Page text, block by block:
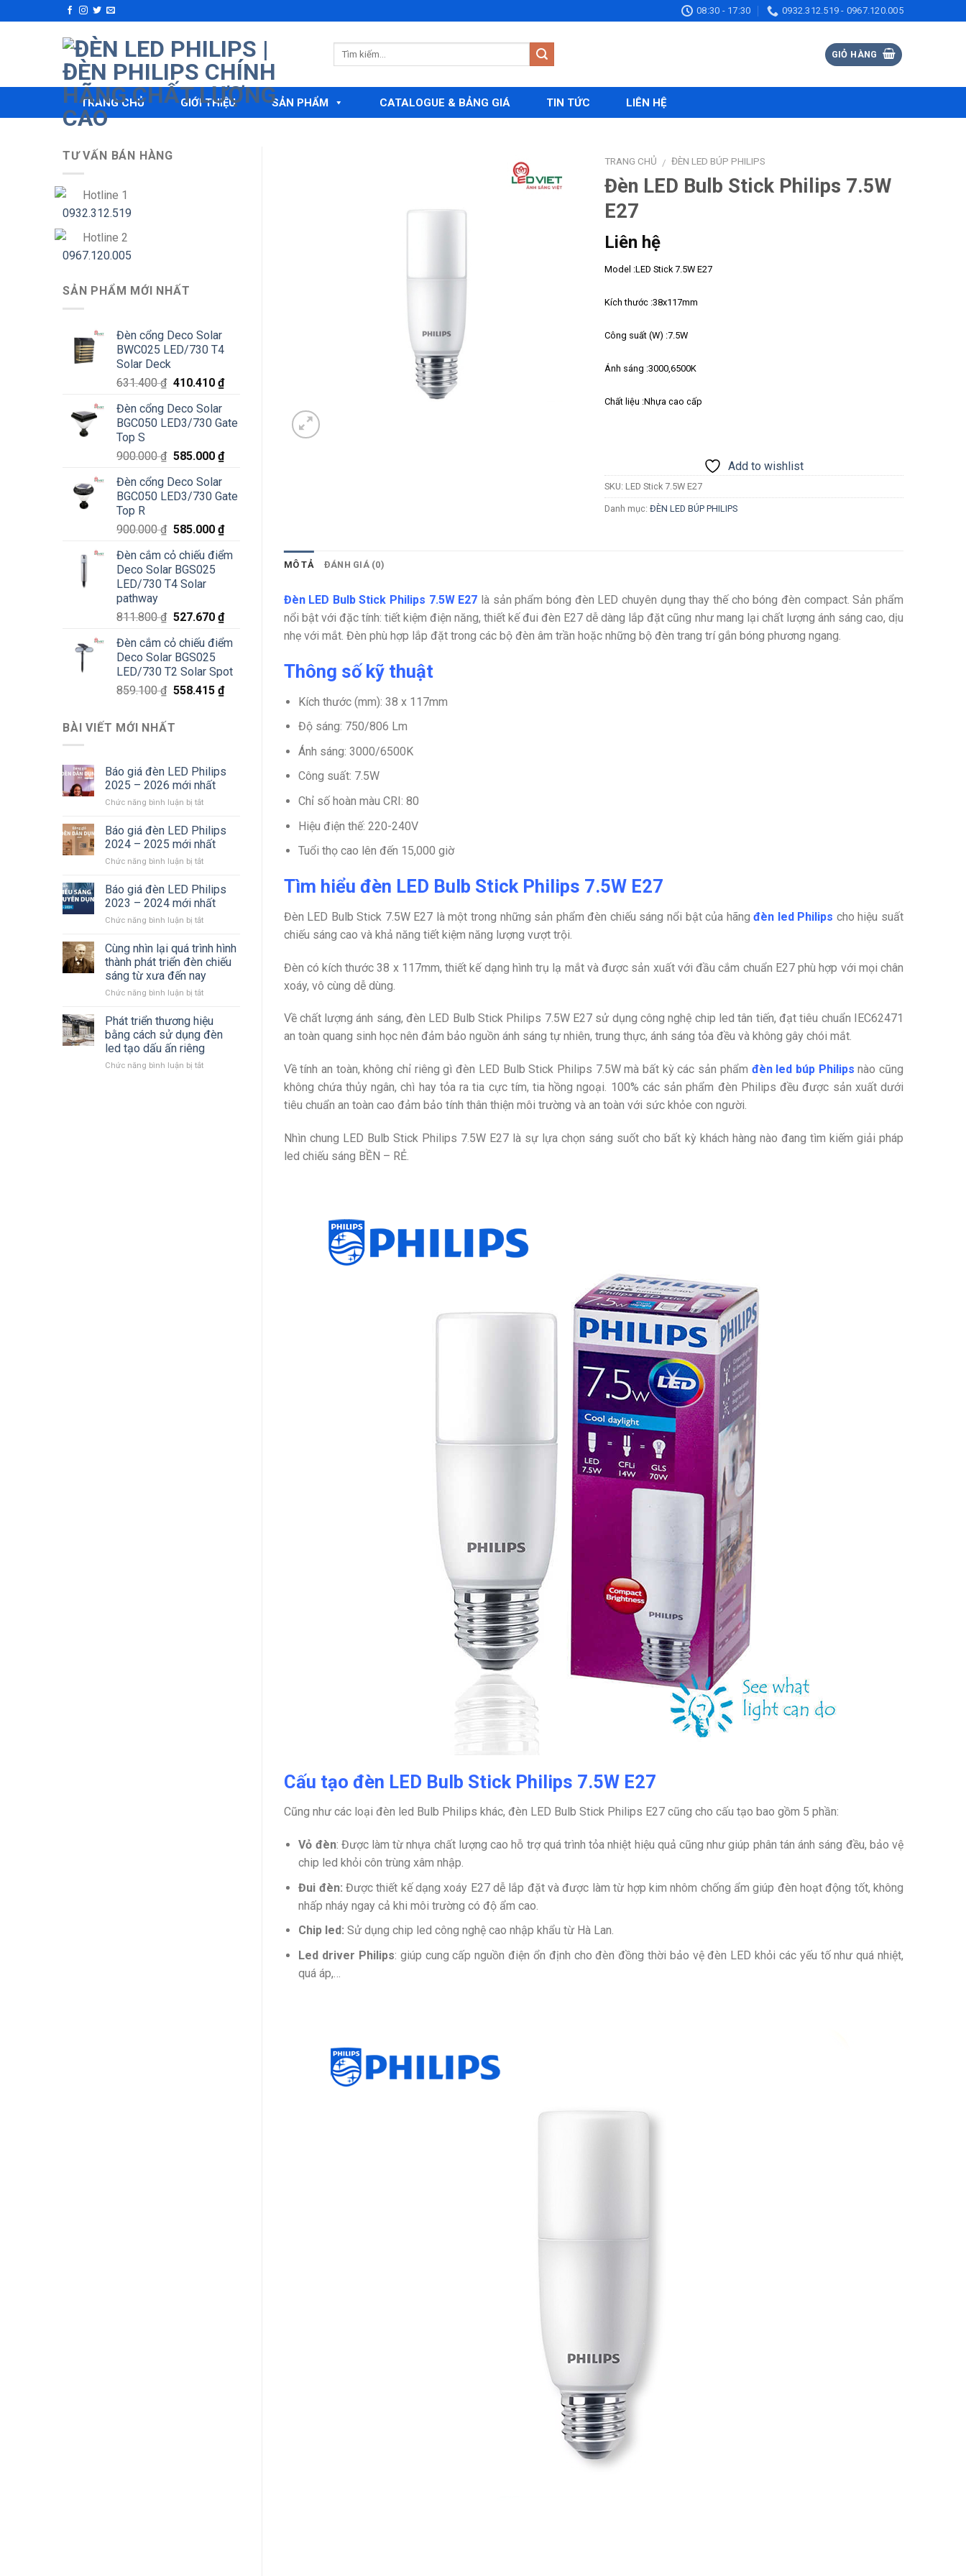
to
08:30 - 17:30 0932.312.519 - 0967.120.005
GIỎ HÀNG
TRANG CHỦ GIỚI THIỆU SẢN PHẨM CATALOGUE & BẢNG GIÁ TIN TỨC LIÊN HỆ
TRANG CHỦ / ĐÈN LED BÚP PHILIPS
Đèn LED Bulb Stick Philips 7.5W
E27
Liên hệ
Model :LED Stick 7.5W E27
Kích thước :38x117mm
Công suất (W) :7.5W
Ánh sáng :3000,6500K
Chất liệu :Nhựa cao cấp
Add to wishlist
SKU: LED Stick 7.5W E27
Danh mục: ĐÈN LED BÚP PHILIPS
MÔ TẢ ĐÁNH GIÁ (0)
Đèn LED Bulb Stick Philips 7.5W E27 là sản phẩm bóng đèn LED chuyên dụng thay thế cho bóng đèn compact. Sản phẩm
nổi bật với đặc tính: tiết kiệm điện năng, thiết kế đui đèn E27 dễ dàng lắp đặt cũng như mang lại chất lượng ánh sáng cao, dịu
nhẹ với mắt. Đèn phù hợp lắp đặt trong các bộ đèn âm trần hoặc những bộ đèn trang trí gắn bóng phương ngang.
Thông số kỹ thuật
Kích thước (mm): 38 x 117mm
Độ sáng: 750/806 Lm
Ánh sáng: 3000/6500K
Công suất: 7.5W
Chỉ số hoàn màu CRI: 80
Hiệu điện thế: 220-240V
Tuổi thọ cao lên đến 15,000 giờ
Tìm hiểu đèn LED Bulb Stick Philips 7.5W E27
Đèn LED Bulb Stick 7.5W E27 là một trong những sản phẩm đèn chiếu sáng nổi bật của hãngđèn led Philips cho hiệu suất
chiếu sáng cao và khả năng tiết kiệm năng lượng vượt trội.
Đèn có kích thước 38 x 117mm, thiết kế dạng hình trụ lạ mắt và được sản xuất với đầu cắm chuẩn E27 phù hợp với mọi chân
xoáy, vô cùng dễ dùng.
Về chất lượng ánh sáng, đèn LED Bulb Stick Philips 7.5W E27 sử dụng công nghệ chip led tân tiến, đạt tiêu chuẩn
IEC62471
an toàn quang sinh học nên đảm bảo nguồn ánh sáng tự nhiên, trung thực, ánh sáng tỏa đều và không gây chói mắt.
Về tính an toàn, không chỉ riêng gìđèn LED Bulb Stick Philips 7.5W mà bất kỳ các sản phẩm đèn led búp Philips nào cũng
không chứa thủy ngân, chì hay tỏa ra tia cực tím, tia hồng ngoại. 100% các sản phẩm đèn Philips đều được sản xuất dưới
tiêu chuẩn an toàn cao đảm bảo tính thân thiện môi trường và an toàn với sức khỏe con người.
Nhìn chung LED Bulb Stick Philips 7.5W E27 là sự lựa chọn sáng suốt cho bất kỳ khách hàng nào đang tìm kiếm giải pháp
led chiếu sáng BỀN – RẺ.
Cấu tạo đèn LED Bulb Stick Philips 7.5W E27
Cũng như các loại đèn led Bulb Philips khác, đèn LED Bulb Stick Philips E27 cũng cho cấu tạo bao gồm 5 phần:
Vỏ đèn: Được làm từ nhựa chất lượng cao hỗ trợ quá trình tỏa nhiệt hiệu quả cũng như giúp phân tán ánh sáng đều, bảo vệ
chip led khỏi côn trùng xâm nhập.
Đui đèn: Được thiết kế dạng xoáy E27 dễ lắp đặt và được làm từ hợp kim nhôm chống ẩm giúp đèn hoạt động tốt, không
nhấp nháy ngay cả khi môi trường có độ ẩm cao.
Chip led:Sử dụng chip led công nghệ cao nhập khẩu từ Hà Lan.
Led driver Philips: giúp cung cấp nguồn điện ổn định cho đèn đồng thời bảo vệ đèn LED khỏi các yếu tố như quá nhiệt,
quá áp,…
TƯ VẤN BÁN HÀNG
Hotline 1
0932.312.519
Hotline 2
0967.120.005
SẢN PHẨM MỚI NHẤT
Đèn cổng Deco Solar
BWC025 LED/730 T4
Solar Deck
631.400₫ Giá
là:
631.400 ₫.
410.410 ₫Giá
là:
Đèn cổng Deco Solar
BGC050 LED3/730 Gate
Top S
900.000₫ Giá
là:
900.000 ₫.
585.000 ₫Giá
là:
Đèn cổng Deco Solar
BGC050 LED3/730 Gate
Top R
900.000₫ Giá
là:
900.000 ₫.
585.000 ₫Giá
tại
Đèn cắm cỏ chiếu điểm
Deco Solar BGS025
LED/730 T4 Solar
pathway
811.800₫ Giá
là:
811.800 ₫.
527.670 ₫Giá
tại
527.670 ₫.
Đèn cắm cỏ chiếu điểm
Deco Solar BGS025
LED/730 T2 Solar Spot
859.100₫ Giá
859.100 ₫.
558.415 ₫Giá
BÀI VIẾT MỚI NHẤT
Báo giá đèn LED Philips
2025 – 2026 mới nhất
Chức năng bình luận bị tắtở
giá
đèn
LED
Philips
–
2026
nhất
Báo giá đèn LED Philips
2024 – 2025 mới nhất
Chức năng bình luận bị tắtở
giá
đèn
LED
Philips
–
2025
nhất
Báo giá đèn LED Philips
2023 – 2024 mới nhất
Chức năng bình luận bị tắtở
giá
đèn
LED
Philips
2023
2024 mới
nhất
Cùng nhìn lại quá trình hình
thành phát triển đèn chiếu
sáng từ xưa đến nay
Chức năng bình luận bị tắtở
nhìn
lại
quá
trình
hình
Phát triển thương hiệu
bằng cách sử dụng đèn
led tạo dấu ấn riêng
Chức năng bình luận bị tắtở